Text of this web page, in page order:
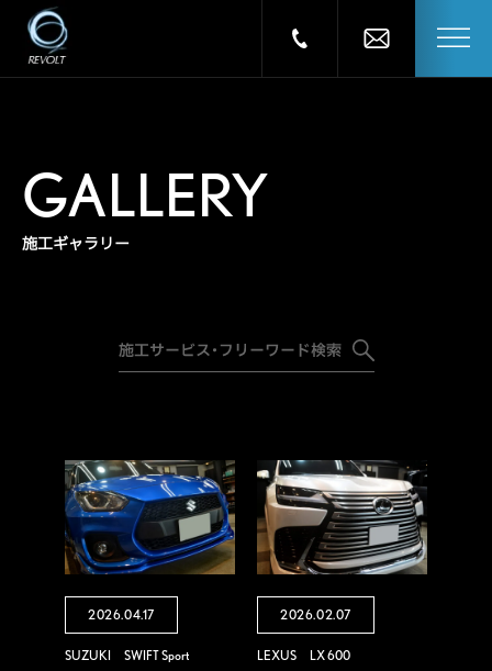
GALLERY
施工ギャラリー
2026.04.17
SUZUKI SWIFT Sport
2026.02.07
LEXUS LX 600